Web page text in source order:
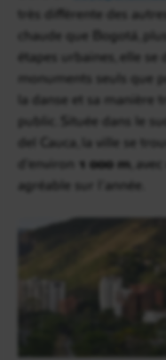
très différente des
chaude que Bogotá,
étapes urbaines, elle se
monuments seuls que
la danse et sa manière
public. Située dans le
del Cauca, la ville se
d’environ
1 000 m ,
agréable sur l’année.